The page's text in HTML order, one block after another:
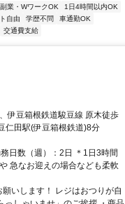
副業・WワークOK
1日4時間以内OK
自由 学歴不問
車通勤OK
交通費支給
伊豆箱根鉄道駿豆線 原木徒歩
仁田駅(伊豆箱根鉄道)8分
日数（週）：2日 ＊1日3時間
急なお迎えの場合なども柔軟
いします！ レジはおつりが自